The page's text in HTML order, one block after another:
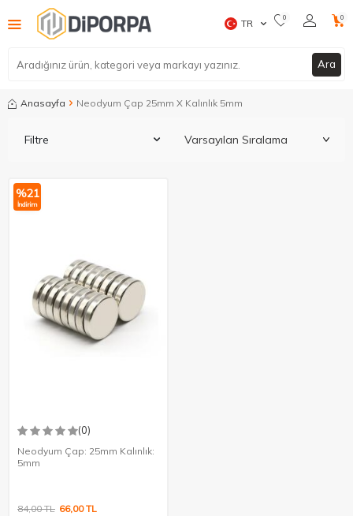
Ara
TR 0 0
Anasayfa Neodyum Çap 25mm X Kalınlık 5mm
Filtre
%21
İndirim
(0)
Neodyum Çap: 25mm Kalınlık:
5mm
84,00TL 66,00TL